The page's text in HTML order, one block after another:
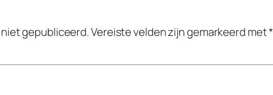
gepubliceerd.Vereiste velden zijn gemarkeerd met*